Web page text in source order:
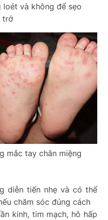
loét và không để sẹo
trớ
mắc tay chân miệng
diễn tiến nhẹ và có thể
chăm sóc đúng cách
kinh, tim mạch, hô hấp